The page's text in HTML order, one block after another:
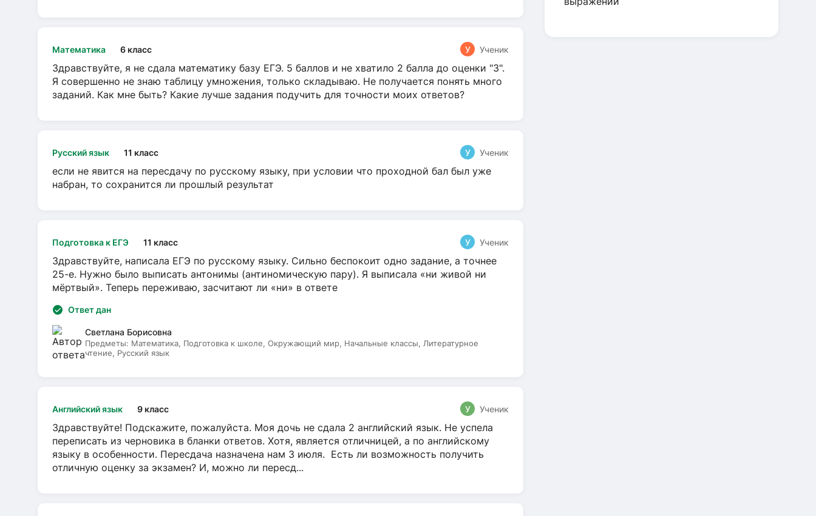
Математика 6 класс У Ученик
Здравствуйте, я не сдала математику базу ЕГЭ. 5 баллов и не хватило 2 балла до оценки "3".
Я совершенно не знаю таблицу умножения, только складываю. Не получается понять много
заданий. Как мне быть? Какие лучше задания подучить для точности моих ответов?
Русский язык 11 класс У Ученик
если не явится на пересдачу по русскому языку, при условии что проходной бал был уже
набран, то сохранится ли прошлый результат
Подготовка к ЕГЭ 11 класс У Ученик
Здравствуйте, написала ЕГЭ по русскому языку. Сильно беспокоит одно задание, а точнее
25-е. Нужно было выписать антонимы (антиномическую пару). Я выписала «ни живой ни
мёртвый». Теперь переживаю, засчитают ли «ни» в ответе
Ответ дан
Светлана Борисовна
Предметы: Математика, Подготовка к школе, Окружающий мир, Начальные классы, Литературное
чтение, Русский язык
Английский язык 9 класс У Ученик
Здравствуйте! Подскажите, пожалуйста. Моя дочь не сдала 2 английский язык. Не успела
переписать из черновика в бланки ответов. Хотя, является отличницей, а по английскому
языку в особенности. Пересдача назначена нам 3 июля. Есть ли возможность получить
отличную оценку за экзамен? И, можно ли пересд...